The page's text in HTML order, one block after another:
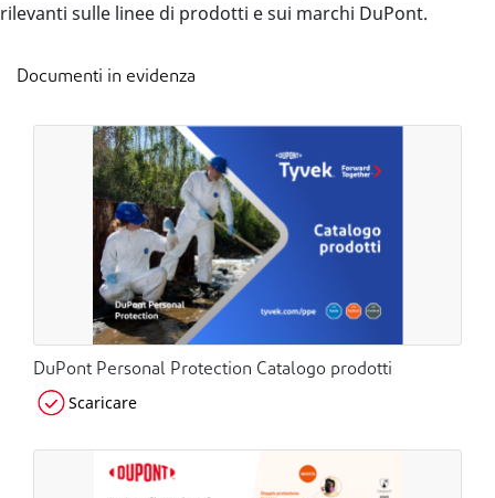
rilevanti sulle linee di prodotti e sui marchi DuPont.
Documenti in evidenza
DuPont Personal Protection Catalogo prodotti
Scaricare